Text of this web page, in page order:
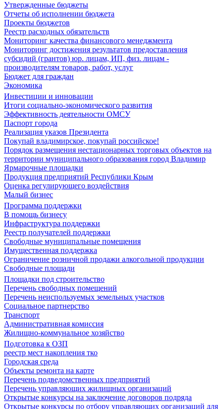
Утвержденные бюджеты
Отчеты об исполнении бюджета
Проекты бюджетов
Реестр расходных обязательств
Мониторинг качества финансового менеджмента
Мониторинг достижения результатов предоставления
субсидий (грантов) юр. лицам, ИП, физ. лицам -
производителям товаров, работ, услуг
Бюджет для граждан
Экономика
Инвестиции и инновации
Итоги социально-экономического развития
Эффективность деятельности ОМСУ
Паспорт города
Реализация указов Президента
Покупай владимирское, покупай российское!
Порядок размещения нестационарных торговых объектов на
территории муниципального образования город Владимир
Ярмарочные площадки
Продукция предприятий Республики Крым
Оценка регулирующего воздействия
Малый бизнес
Программа поддержки
В помощь бизнесу
Инфраструктура поддержки
Реестр получателей поддержки
Свободные муниципальные помещения
Имущественная поддержка
Ограничение розничной продажи алкогольной продукции
Свободные площади
Площадки под строительство
Перечень свободных помещений
Перечень неиспользуемых земельных участков
Социальное партнерство
Транспорт
Административная комиссия
Жилищно-коммунальное хозяйство
Подготовка к ОЗП
реестр мест накопления тко
Городская среда
Объекты ремонта на карте
Перечень подведомственных предприятий
Перечень управляющих жилищных организаций
Открытые конкурсы на заключение договоров подряда
Открытые конкурсы по отбору управляющих организаций для